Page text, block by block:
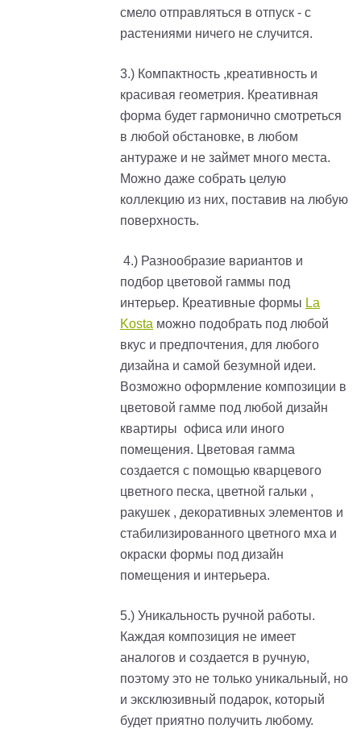
смело отправляться в отпуск - с
растениями ничего не случится.
3.) Компактность ,креативность и
красивая геометрия. Креативная
форма будет гармонично смотреться
в любой обстановке, в любом
антураже и не займет много места.
Можно даже собрать целую
коллекцию из них, поставив на любую
поверхность.
4.) Разнообразие вариантов и
подбор цветовой гаммы под
интерьер. Креативные формы La
Kosta можно подобрать под любой
вкус и предпочтения, для любого
дизайна и самой безумной идеи.
Возможно оформление композиции в
цветовой гамме под любой дизайн
квартиры офиса или иного
помещения. Цветовая гамма
создается с помощью кварцевого
цветного песка, цветной гальки ,
ракушек , декоративных элементов и
стабилизированного цветного мха и
окраски формы под дизайн
помещения и интерьера.
5.) Уникальность ручной работы.
Каждая композиция не имеет
аналогов и создается в ручную,
поэтому это не только уникальный, но
и эксклюзивный подарок, который
будет приятно получить любому.